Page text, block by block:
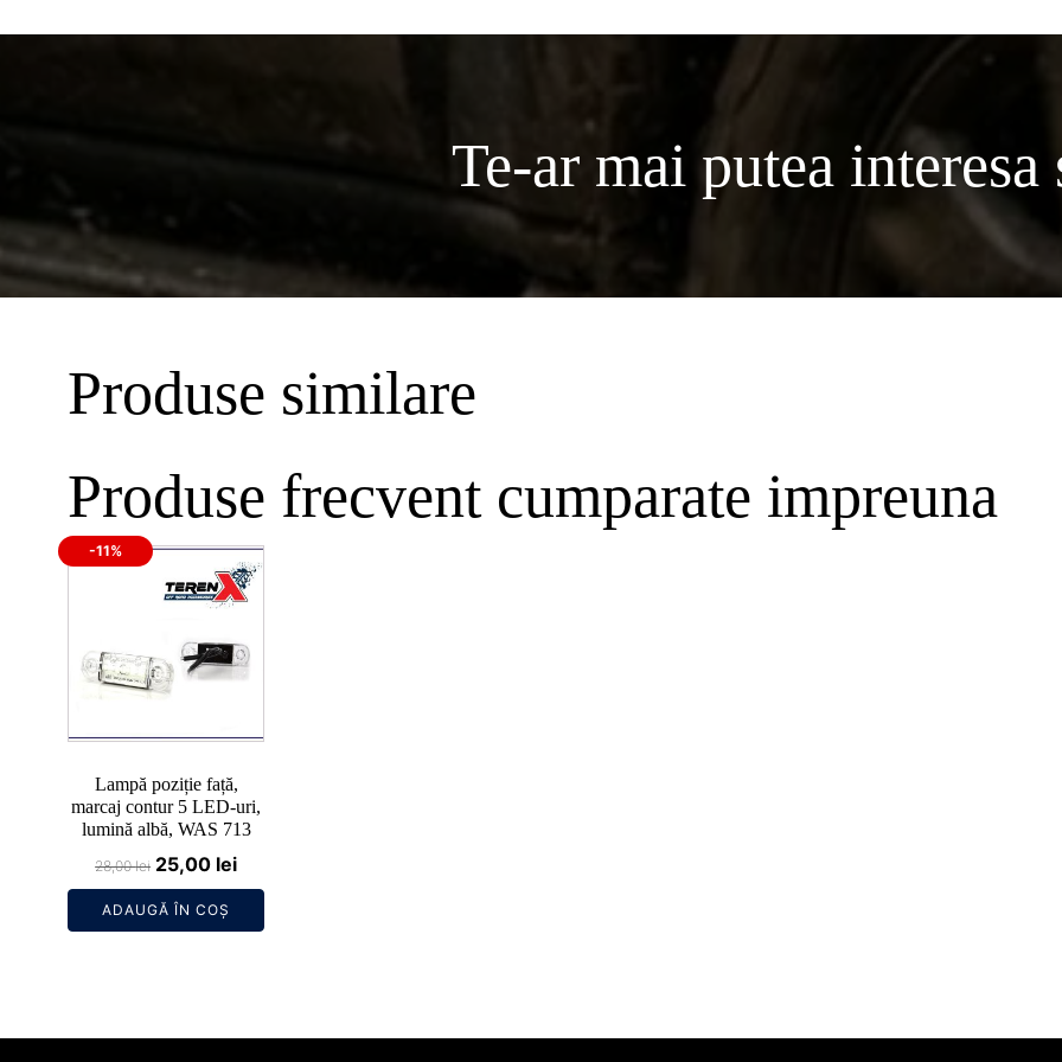
Te-ar mai putea interesa
Produse similare
Produse frecvent cumparate impreuna
-11%
Lampă poziție față,
marcaj contur 5 LED-uri,
lumină albă, WAS 713
28,00lei Prețul
inițial
a
25,00 leiPrețul
curent
este:
ADAUGĂ ÎN COȘ